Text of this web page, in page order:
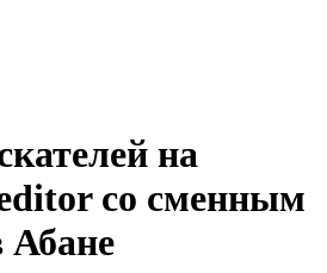
на
со сменным
Абане